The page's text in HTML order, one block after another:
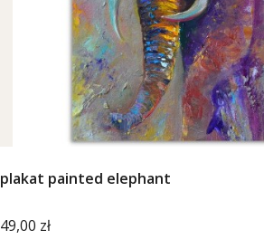
plakat painted elephant
Cena
49,00 zł